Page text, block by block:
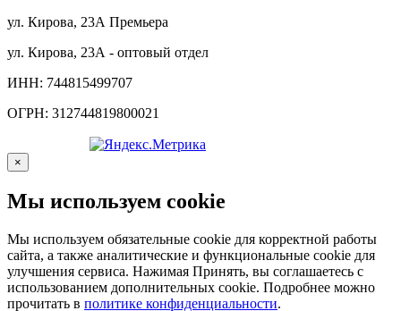
ул. Кирова, 23А Премьера
ул. Кирова, 23А - оптовый отдел
ИНН: 744815499707
ОГРН: 312744819800021
×
Мы используем cookie
Мы используем обязательные cookie для корректной работы
сайта, а также аналитические и функциональные cookie для
улучшения сервиса. Нажимая Принять, вы соглашаетесь с
использованием дополнительных cookie. Подробнее можно
прочитать в политике конфиденциальности.